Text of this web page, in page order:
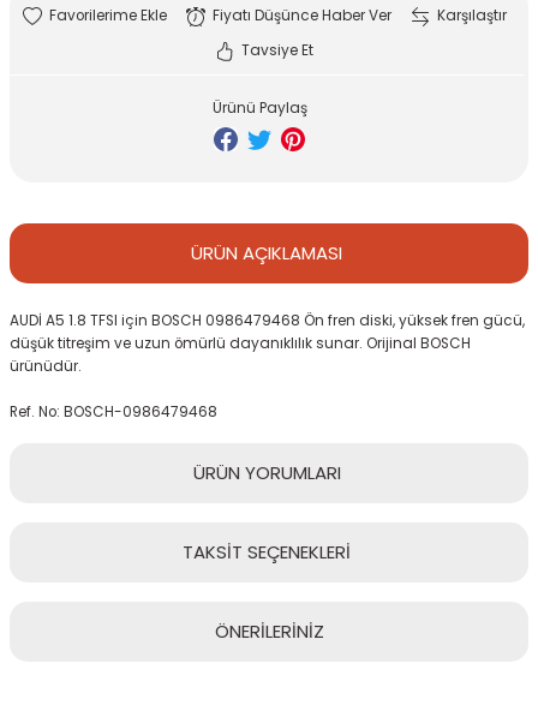
Fiyatı Düşünce Haber Ver
Karşılaştır
Tavsiye Et
Ürünü Paylaş
ÜRÜN AÇIKLAMASI
AUDİ A5 1.8 TFSI için BOSCH 0986479468 Ön fren diski, yüksek fren gücü,
düşük titreşim ve uzun ömürlü dayanıklılık sunar. Orijinal BOSCH
ürünüdür.
Ref. No: BOSCH-0986479468
ÜRÜN YORUMLARI
TAKSİT SEÇENEKLERİ
ÖNERİLERİNİZ